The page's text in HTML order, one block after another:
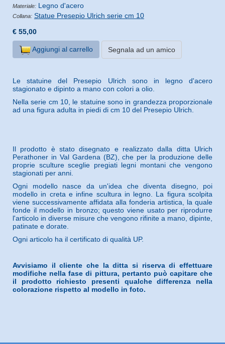
Materiale: Legno d'acero
Collana: Statue Presepio Ulrich serie cm 10
€ 55,00
Aggiungi al carrello Segnala ad un amico
Le statuine del Presepio Ulrich sono in legno d'acero
stagionato e dipinto a mano con colori a olio.
Nella serie cm 10, le statuine sono in grandezza proporzionale
ad una figura adulta in piedi di cm 10 del Presepio Ulrich.
Il prodotto è stato disegnato e realizzato dalla ditta Ulrich
Perathoner in Val Gardena (BZ), che per la produzione delle
proprie sculture sceglie pregiati legni montani che vengono
stagionati per anni.
Ogni modello nasce da un'idea che diventa disegno, poi
modello in creta e infine scultura in legno. La figura scolpita
viene successivamente affidata alla fonderia artistica, la quale
fonde il modello in bronzo; questo viene usato per riprodurre
l'articolo in diverse misure che vengono rifinite a mano, dipinte,
patinate e dorate.
Ogni articolo ha il certificato di qualità UP.
Avvisiamo il cliente che la ditta si riserva di effettuare
modifiche nella fase di pittura, pertanto può capitare che
il prodotto richiesto presenti qualche differenza nella
colorazione rispetto al modello in foto.